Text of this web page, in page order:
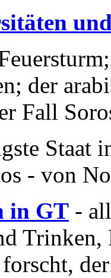
der
Fall
Staat
- von
in GT -